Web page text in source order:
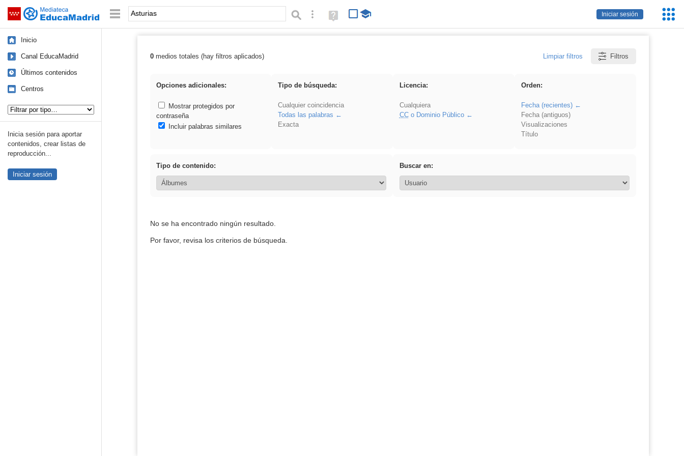
Saltar navegación
Iniciar sesión
Palabra o frase: Búsqueda avanzada
Ayuda
(en
Inicio
Canal EducaMadrid
Últimos contenidos
Centros
Inicia sesión para aportar
contenidos, crear listas de
reproducción...
Iniciar sesión
Resultados de: Asturias
0medios totales (hay filtros aplicados) Limpiar filtros Filtros
Opciones adicionales:
Mostrar protegidos por
contraseña
Incluir palabras similares
Tipo de búsqueda:
Cualquier coincidencia
Todas las palabras
Exacta
Licencia:
Cualquiera
CCo Dominio Público
Orden:
Fecha (recientes)
Fecha (antiguos)
Visualizaciones
Título
Tipo de contenido: Buscar en:
No se ha encontrado ningún resultado.
Por favor, revisa los criterios de búsqueda.